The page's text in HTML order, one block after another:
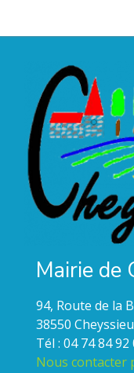
Mairie de
94, Route de la
38550 Cheyssieu
Tél : 04 74 84 92
Nous contacter